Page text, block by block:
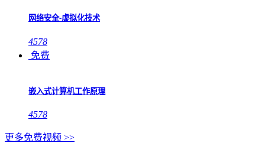
网络安全-虚拟化技术
4578
免费
嵌入式计算机工作原理
4578
更多免费视频 >>